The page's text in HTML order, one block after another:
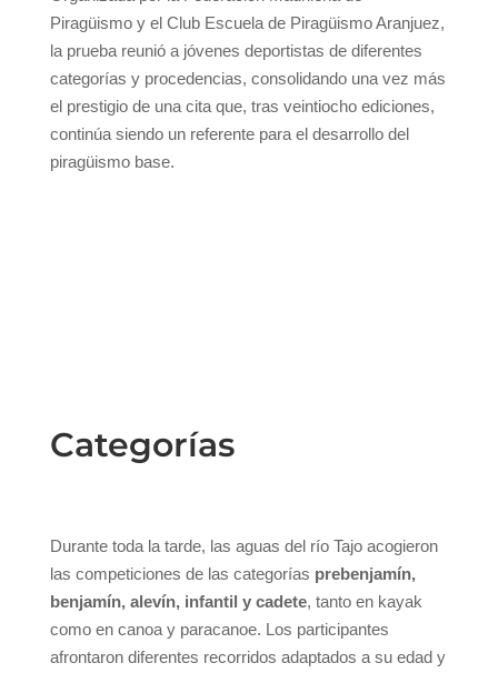
Piragüismo y el Club Escuela de Piragüismo Aranjuez,
la prueba reunió a jóvenes deportistas de diferentes
categorías y procedencias, consolidando una vez más
el prestigio de una cita que, tras veintiocho ediciones,
continúa siendo un referente para el desarrollo del
piragüismo base.
Categorías
Durante toda la tarde, las aguas del río Tajo acogieron
las competiciones de las categorías prebenjamín,
benjamín, alevín, infantil y cadete, tanto en kayak
como en canoa y paracanoe. Los participantes
afrontaron diferentes recorridos adaptados a su edad y